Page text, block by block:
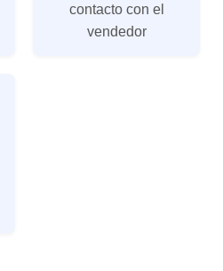
contacto con el
vendedor